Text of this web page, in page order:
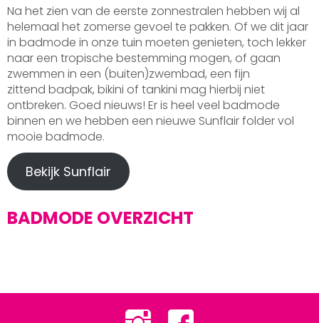
Na het zien van de eerste zonnestralen hebben wij al
helemaal het zomerse gevoel te pakken. Of we dit jaar
in badmode in onze tuin moeten genieten, toch lekker
naar een tropische bestemming mogen, of gaan
zwemmen in een (buiten)zwembad, een fijn
zittend badpak, bikini of tankini mag hierbij niet
ontbreken. Goed nieuws! Er is heel veel badmode
binnen en we hebben een nieuwe Sunflair folder vol
mooie badmode.
Bekijk Sunflair
BADMODE OVERZICHT